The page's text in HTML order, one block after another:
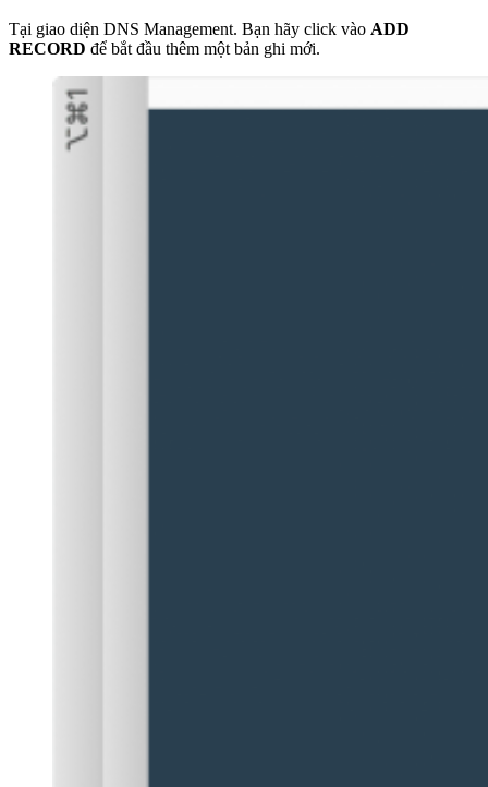
Tại giao diện DNS Management. Bạn hãy click vào ADD
RECORD để bắt đầu thêm một bản ghi mới.